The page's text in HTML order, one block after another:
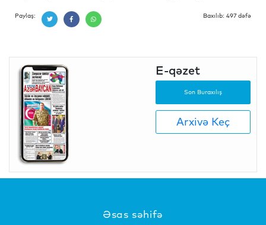
Paylaş: Baxılıb: 497 dəfə
E-qəzet
Son Buraxılış
Arxivə Keç
Əsas səhifə